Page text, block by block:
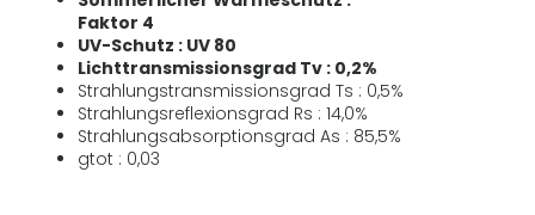
Faktor 4
UV-Schutz : UV 80
Lichttransmissionsgrad Tv : 0,2%
Strahlungstransmissionsgrad Ts : 0,5%
Strahlungsreflexionsgrad Rs : 14,0%
Strahlungsabsorptionsgrad As : 85,5%
gtot : 0,03